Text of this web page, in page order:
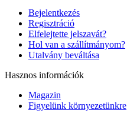
Bejelentkezés
Regisztráció
Elfelejtette jelszavát?
Hol van a szállítmányom?
Utalvány beváltása
Hasznos információk
Magazin
Figyelünk környezetünkre